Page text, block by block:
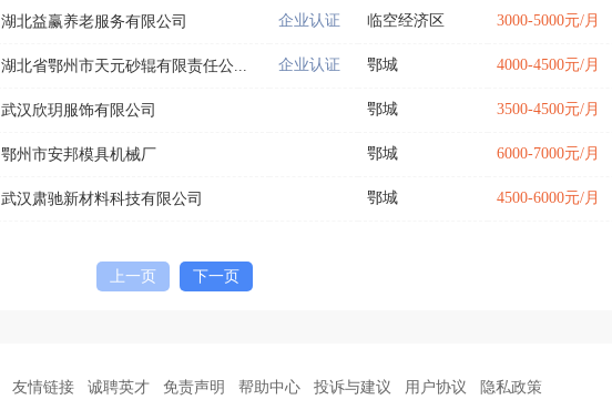
湖北益赢养老服务有限公司 企业认证 临空经济区 3000-5000元/月
湖北省鄂州市天元砂辊有限责任公... 企业认证 鄂城 4000-4500元/月
武汉欣玥服饰有限公司 鄂城 3500-4500元/月
鄂州市安邦模具机械厂 鄂城 6000-7000元/月
武汉肃驰新材料科技有限公司 鄂城 4500-6000元/月
上一页 下一页
友情链接 诚聘英才 免责声明 帮助中心 投诉与建议 用户协议 隐私政策